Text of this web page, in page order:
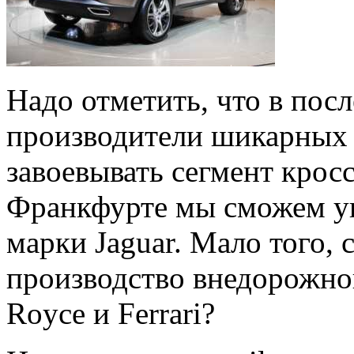
Надо отметить, что в
производители
завоевывать сегмент
Франкфурте мы сможем
марки Jaguar. Мало того,
производство
Royce и Ferrari?